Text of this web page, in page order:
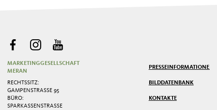
MARKETINGGESELLSCHAFT
MERAN
RECHTSSITZ:
GAMPENSTRASSE 95
BÜRO:
SPARKASSENSTRASSE 2
PRESSEINFORMATIONEN
BILDDATENBANK
KONTAKTE